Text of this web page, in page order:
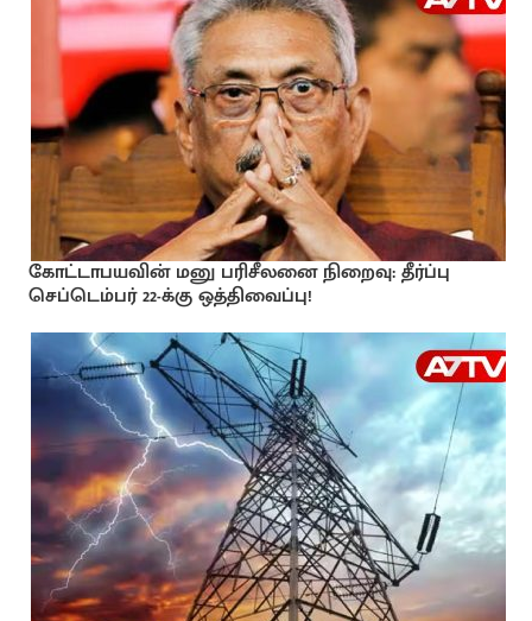
கோட்டாபயவின் மனு பரிசீலனை நிறைவு: தீர்ப்பு
செப்டெம்பர் 22-க்கு ஒத்திவைப்பு!